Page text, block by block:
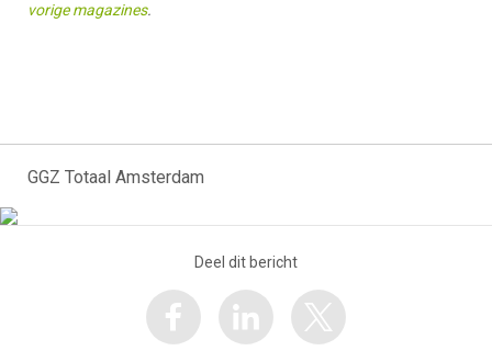
vorige magazines.
GGZ Totaal Amsterdam
Deel dit bericht